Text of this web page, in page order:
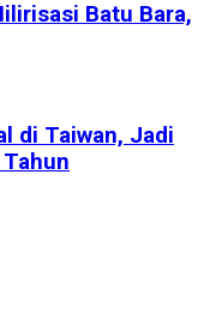
Batu Bara,
di Taiwan, Jadi